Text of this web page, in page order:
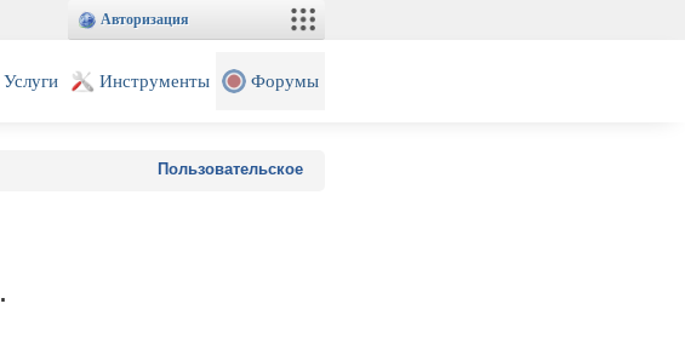
Авторизация
Услуги Инструменты Форумы
Пользовательское